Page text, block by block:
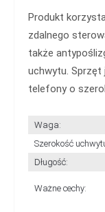
Produkt
zdalnego
także
uchwytu. Sprzęt
telefony o
Waga:
Szerokość
Długość:
Ważne cechy: